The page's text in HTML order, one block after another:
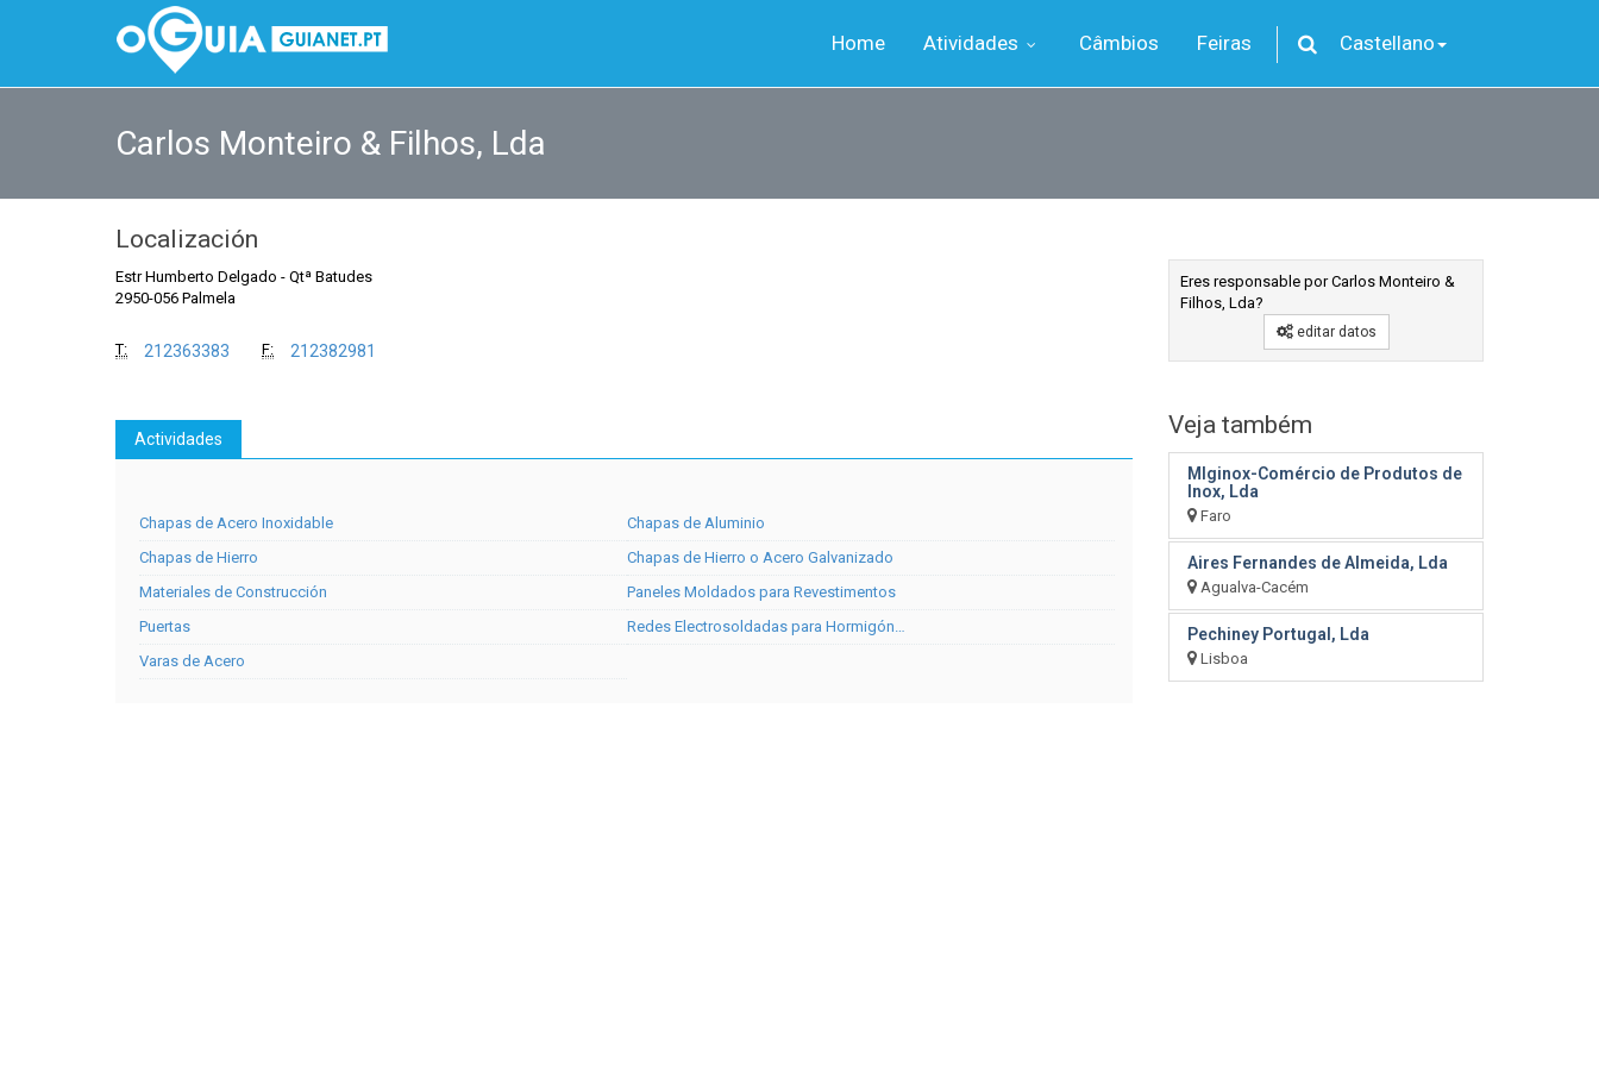
Home Atividades Câmbios Feiras Castellano
Carlos Monteiro & Filhos, Lda
Localización
Estr Humberto Delgado - Qtª Batudes
2950-056 Palmela
T: 212363383 F: 212382981
Actividades
Chapas de Acero Inoxidable
Chapas de Aluminio
Chapas de Hierro
Chapas de Hierro o Acero Galvanizado
Materiales de Construcción
Paneles Moldados para Revestimentos
Puertas
Redes Electrosoldadas para Hormigón…
Varas de Acero
Eres responsable por Carlos Monteiro &
Filhos, Lda?
editar datos
Veja também
Mlginox-Comércio de Produtos de
Inox, Lda
Faro
Aires Fernandes de Almeida, Lda
Agualva-Cacém
Pechiney Portugal, Lda
Lisboa